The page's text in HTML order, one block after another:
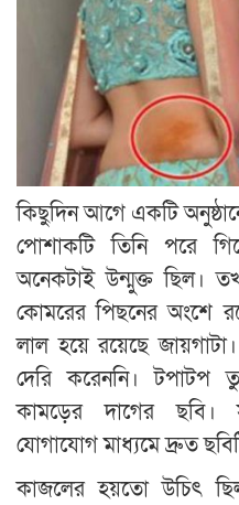
কিছুদিন আগে একটি
পোশাকটি তিনি পরে
অনেকটাই উন্মুক্ত ছিল।
কোমরের পিছনের অংশে
লাল হয়ে রয়েছে
দেরি করেননি। টপাটপ
কামড়ের দাগের ছবি।
যোগাযোগ মাধ্যমে দ্রুত
কাজলের হয়তো উচিৎ